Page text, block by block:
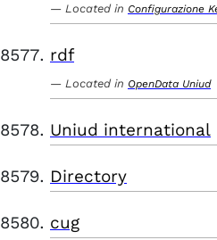
Located in Configurazione
rdf
Located in OpenData Uniud
Uniud international
Directory
cug